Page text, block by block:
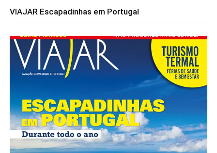
VIAJAR Escapadinhas em Portugal